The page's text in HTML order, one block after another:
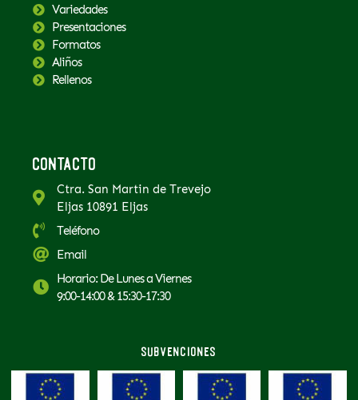
Variedades
Presentaciones
Formatos
Aliños
Rellenos
Contacto
Ctra. San Martin de Trevejo
Eljas 10891 Eljas
Teléfono
Email
Horario: De Lunes a Viernes
9:00-14:00 & 15:30-17:30
Subvenciones